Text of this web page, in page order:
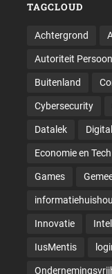
TAGCLOUD
Achtergrond
Autoriteit
Buitenland
Cybersecurity
Datalek
Economie en Tech
Games
Innovatie
IusMentis